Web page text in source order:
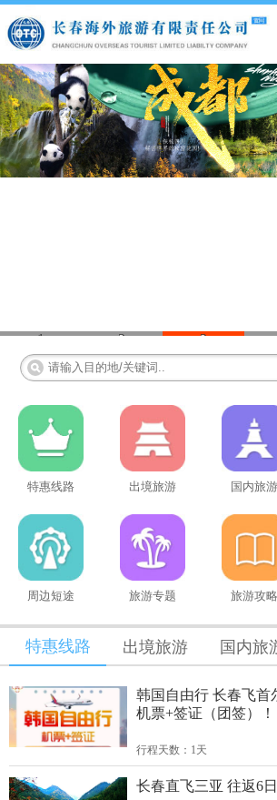
1 2 3
特惠线路 出境旅游 国内旅游
周边短途 旅游专题 旅游攻略
特惠线路 出境旅游 国内旅
韩国自由行 长春飞首
机票+签证（团签）！
行程天数：1天
长春直飞三亚 往返6